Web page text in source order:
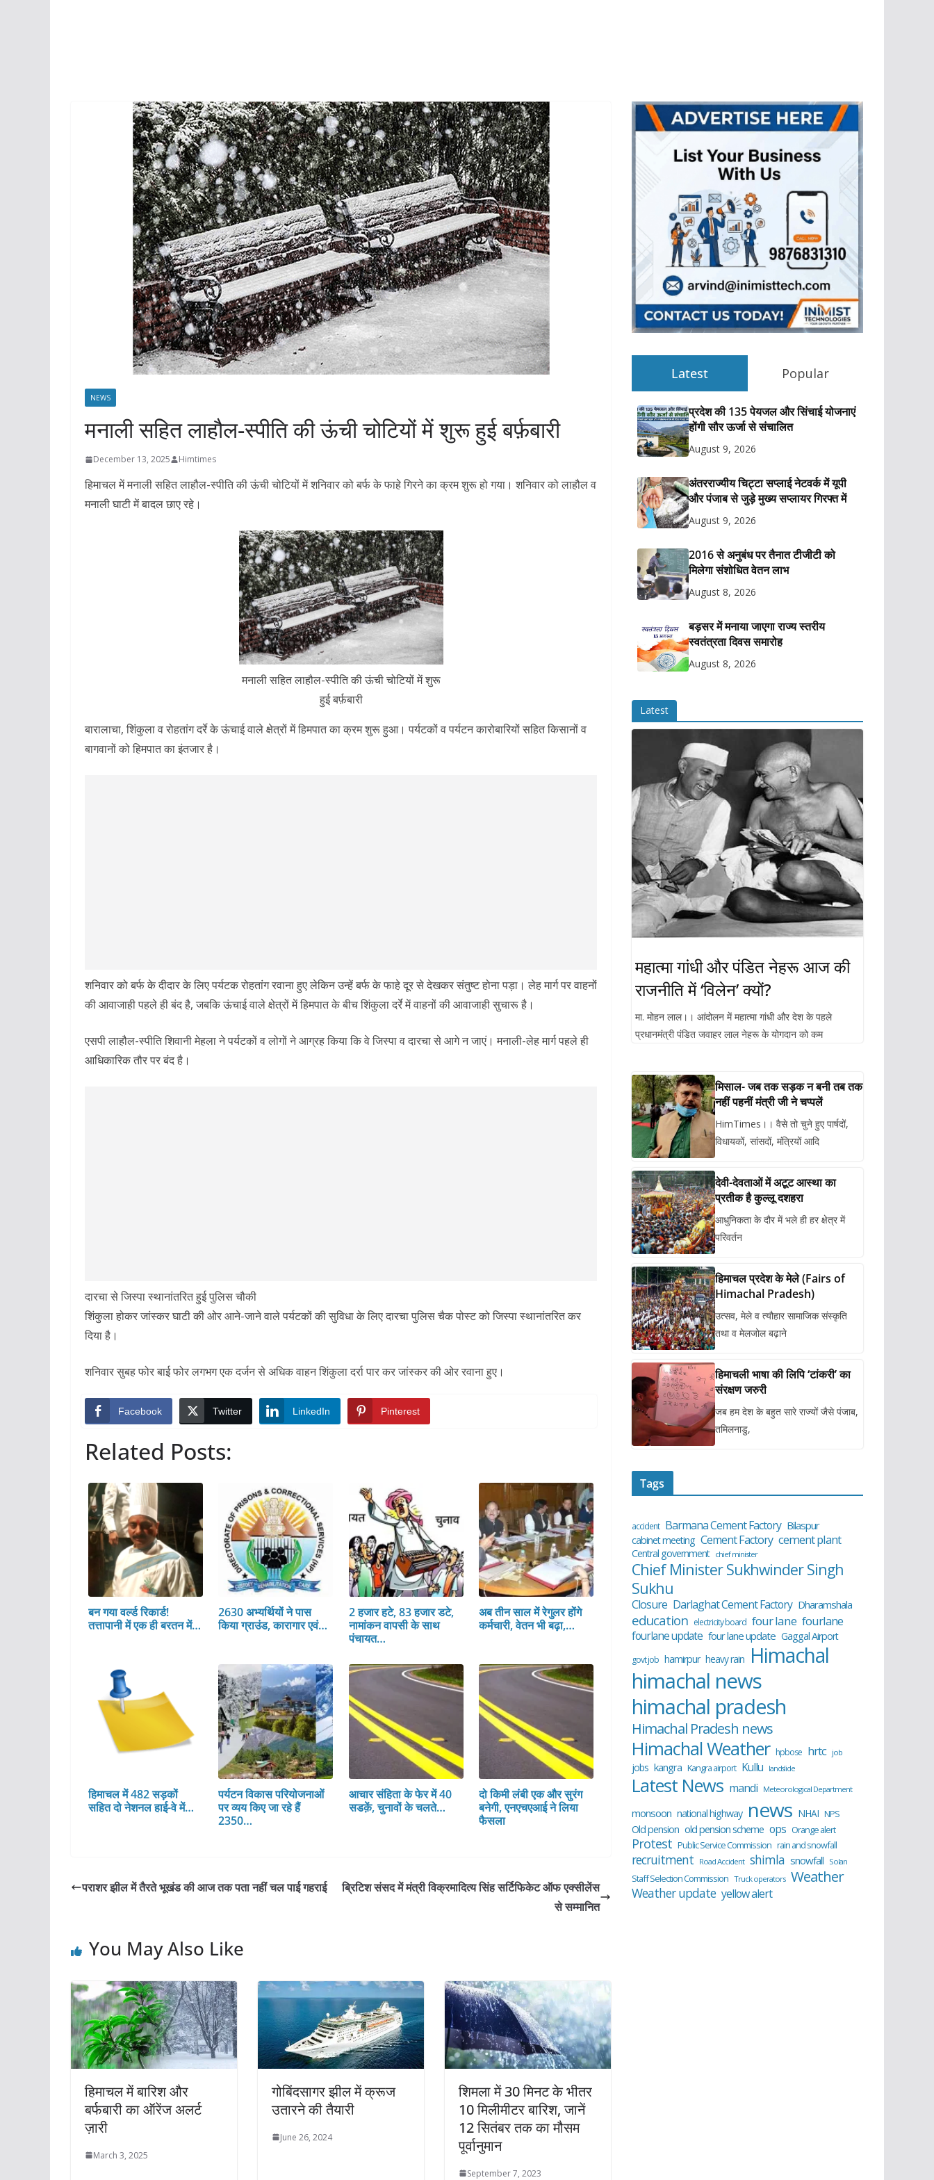
NEWS
मनाली सहित लाहौल-स्पीति की ऊंची चोटियों में शुरू हुई बर्फ़बारी
December 13, 2025 Himtimes
हिमाचल में मनाली सहित लाहौल-स्पीति की ऊंची चोटियों में शनिवार को बर्फ के फाहे गिरने का क्रम शुरू हो गया। शनिवार को लाहौल व
मनाली घाटी में बादल छाए रहे।
मनाली सहित लाहौल-स्पीति की ऊंची चोटियों में शुरू
हुई बर्फ़बारी
बारालाचा, शिंकुला व रोहतांग दर्रे के ऊंचाई वाले क्षेत्रों में हिमपात का क्रम शुरू हुआ। पर्यटकों व पर्यटन कारोबारियों सहित किसानों व
बागवानों को हिमपात का इंतजार है।
शनिवार को बर्फ के दीदार के लिए पर्यटक रोहतांग रवाना हुए लेकिन उन्हें बर्फ के फाहे दूर से देखकर संतुष्ट होना पड़ा। लेह मार्ग पर वाहनों
की आवाजाही पहले ही बंद है, जबकि ऊंचाई वाले क्षेत्रों में हिमपात के बीच शिंकुला दर्रे में वाहनों की आवाजाही सुचारू है।
एसपी लाहौल-स्पीति शिवानी मेहला ने पर्यटकों व लोगों ने आग्रह किया कि वे जिस्पा व दारचा से आगे न जाएं। मनाली-लेह मार्ग पहले ही
आधिकारिक तौर पर बंद है।
दारचा से जिस्पा स्थानांतरित हुई पुलिस चौकी
शिंकुला होकर जांस्कर घाटी की ओर आने-जाने वाले पर्यटकों की सुविधा के लिए दारचा पुलिस चैक पोस्ट को जिस्पा स्थानांतरित कर
दिया है।
शनिवार सुबह फोर बाई फोर लगभग एक दर्जन से अधिक वाहन शिंकुला दर्रा पार कर जांस्कर की ओर रवाना हुए।
Facebook Twitter LinkedIn Pinterest
Related Posts:
बन गया वर्ल्ड रिकार्ड!
तत्तापानी में एक ही बरतन में…
2630 अभ्यर्थियों ने पास
किया ग्राउंड, कारागार एवं…
2 हजार हटे, 83 हजार डटे,
नामांकन वापसी के साथ
पंचायत…
अब तीन साल में रेगुलर होंगे
कर्मचारी, वेतन भी बढ़ा,…
हिमाचल में 482 सड़कों
सहित दो नेशनल हाई-वे में…
पर्यटन विकास परियोजनाओं
पर व्यय किए जा रहे हैं
2350…
आचार संहिता के फेर में 40
सडक़ें, चुनावों के चलते…
दो किमी लंबी एक और सुरंग
बनेगी, एनएचएआई ने लिया
फैसला
पराशर झील में तैरते भूखंड की आज तक पता नहीं चल पाई गहराई
ब्रिटिश संसद में मंत्री विक्रमादित्य सिंह सर्टिफिकेट ऑफ एक्सीलेंस
से सम्मानित
You May Also Like
हिमाचल में बारिश और
बर्फबारी का ऑरेंज अलर्ट
ज़ारी
March 3, 2025
गोबिंदसागर झील में क्रूज
उतारने की तैयारी
June 26, 2024
शिमला में 30 मिनट के भीतर
10 मिलीमीटर बारिश, जानें
12 सितंबर तक का मौसम
पूर्वानुमान
September 7, 2023
Latest Popular
प्रदेश की 135 पेयजल और सिंचाई योजनाएं
होंगी सौर ऊर्जा से संचालित
August 9, 2026
अंतरराज्यीय चिट्टा सप्लाई नेटवर्क में यूपी
और पंजाब से जुड़े मुख्य सप्लायर गिरफ्त में
August 9, 2026
2016 से अनुबंध पर तैनात टीजीटी को
मिलेगा संशोधित वेतन लाभ
August 8, 2026
बड़सर में मनाया जाएगा राज्य स्तरीय
स्वतंत्रता दिवस समारोह
August 8, 2026
Latest
महात्मा गांधी और पंडित नेहरू आज की
राजनीति में ‘विलेन’ क्यों?
मा. मोहन लाल।। आंदोलन में महात्मा गांधी और देश के पहले
प्रधानमंत्री पंडित जवाहर लाल नेहरू के योगदान को कम
मिसाल- जब तक सड़क न बनी तब तक
नहीं पहनीं मंत्री जी ने चप्पलें
HimTimes।। वैसे तो चुने हुए पार्षदों,
विधायकों, सांसदों, मंत्रियों आदि
देवी-देवताओं में अटूट आस्था का
प्रतीक है कुल्लू दशहरा
आधुनिकता के दौर में भले ही हर क्षेत्र में
परिवर्तन
हिमाचल प्रदेश के मेले (Fairs of
Himachal Pradesh)
उत्सव, मेले व त्यौहार सामाजिक संस्कृति
तथा व मेलजोल बढ़ाने
हिमाचली भाषा की लिपि ‘टांकरी’ का
संरक्षण जरुरी
जब हम देश के बहुत सारे राज्यों जैसे पंजाब,
तमिलनाडु,
Tags
accident Barmana Cement Factory Bilaspur
cabinet meeting Cement Factory cement plant
Central government chief minister
Chief Minister Sukhwinder Singh
Sukhu
Closure Darlaghat Cement Factory Dharamshala
education electricity board four lane fourlane
fourlane update four lane update Gaggal Airport
govt job hamirpur heavy rain Himachal
himachal news
himachal pradesh
Himachal Pradesh news
Himachal Weather hpbose hrtc job
jobs kangra Kangra airport Kullu landslide
Latest News mandi Meteorological Department
monsoon national highway news NHAI NPS
Old pension old pension scheme ops Orange alert
Protest Public Service Commission rain and snowfall
recruitment Road Accident shimla snowfall Solan
Staff Selection Commission Truck operators Weather
Weather update yellow alert